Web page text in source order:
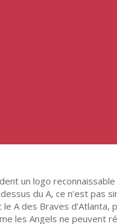
un logo
du A, ce n’est pas
A des Braves d’Atlanta,
les Angels ne peuvent